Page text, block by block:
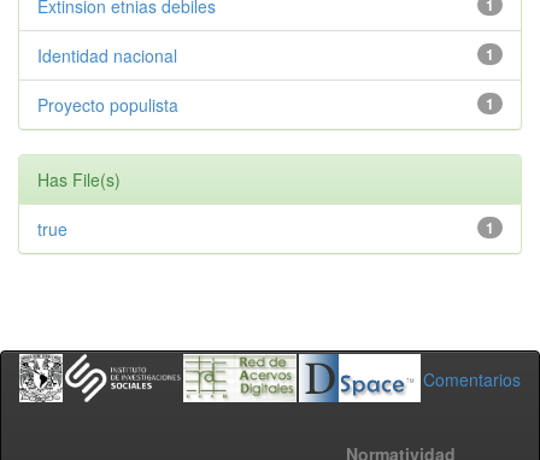
1
Extinsion etnias debiles
1
Identidad nacional
1
Proyecto populista
Has File(s)
1
true
Comentarios
Normatividad